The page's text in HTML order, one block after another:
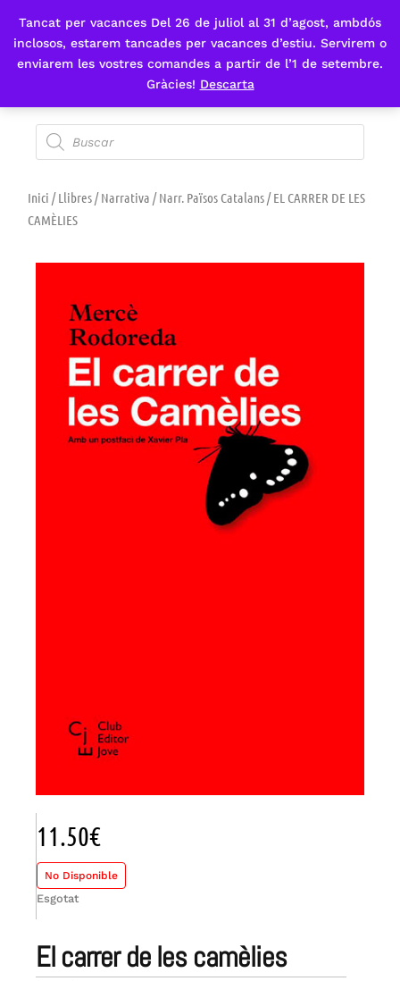
Tancat per vacances Del 26 de juliol al 31 d’agost, ambdós
inclosos, estarem tancades per vacances d’estiu. Servirem o
enviarem les vostres comandes a partir de l’1 de setembre.
Gràcies! Descarta
Fes-te'n sòcia
Inici /Llibres/Narrativa /Narr. Països Catalans/ EL CARRER DE LES
CAMÈLIES
el carrer de les camèlies
11.50€
No Disponible
Esgotat